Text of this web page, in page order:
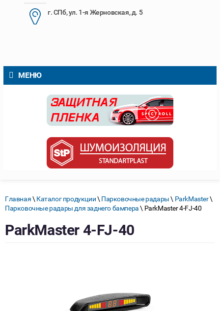
г. СПб, ул. 1-я Жерновская, д. 5
МЕНЮ
Главная\ Каталог продукции\ Парковочные радары\ ParkMaster\
Парковочные радары для заднего бампера\ ParkMaster 4-FJ-40
ParkMaster 4-FJ-40